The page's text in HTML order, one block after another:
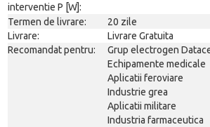
interventie P [W]:
Termen de livrare:
20 zile
Livrare:
Livrare Gratuita
Recomandat pentru:
Grup electrogen
Echipamente medicale
Aplicatii feroviare
Industrie grea
Aplicatii militare
Industria farmaceutica